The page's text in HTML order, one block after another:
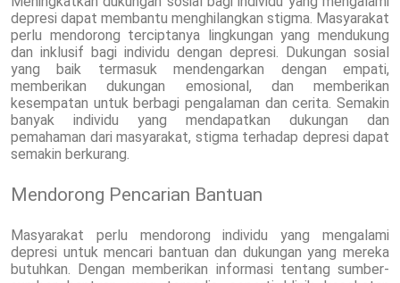
depresi dapat membantu menghilangkan stigma. Masyarakat
perlu mendorong terciptanya lingkungan yang mendukung
dan inklusif bagi individu dengan depresi. Dukungan sosial
yang baik termasuk mendengarkan dengan empati,
memberikan dukungan emosional, dan memberikan
kesempatan untuk berbagi pengalaman dan cerita. Semakin
banyak individu yang mendapatkan dukungan dan
pemahaman dari masyarakat, stigma terhadap depresi dapat
semakin berkurang.
Mendorong Pencarian Bantuan
Masyarakat perlu mendorong individu yang mengalami
depresi untuk mencari bantuan dan dukungan yang mereka
butuhkan. Dengan memberikan informasi tentang sumber-